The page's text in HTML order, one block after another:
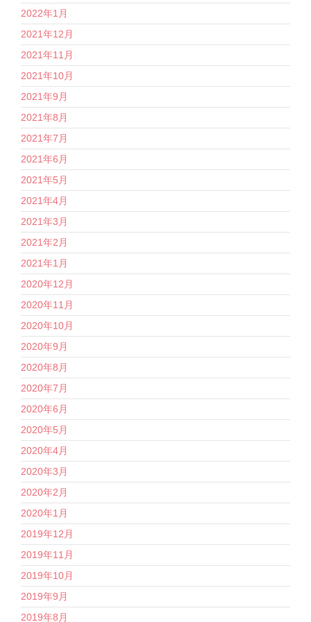
2022年1月
2021年12月
2021年11月
2021年10月
2021年9月
2021年8月
2021年7月
2021年6月
2021年5月
2021年4月
2021年3月
2021年2月
2021年1月
2020年12月
2020年11月
2020年10月
2020年9月
2020年8月
2020年7月
2020年6月
2020年5月
2020年4月
2020年3月
2020年2月
2020年1月
2019年12月
2019年11月
2019年10月
2019年9月
2019年8月